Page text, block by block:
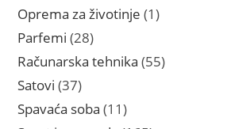
Oprema za životinje 11
Parfemi 2828
proizvoda
Računarska tehnika 5555
Satovi 3737
proizvoda
Spavaća soba 1111